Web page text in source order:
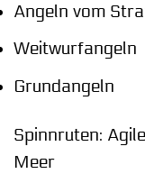
Angeln vom
Weitwurfangeln
Grundangeln
Spinnruten:
Meer